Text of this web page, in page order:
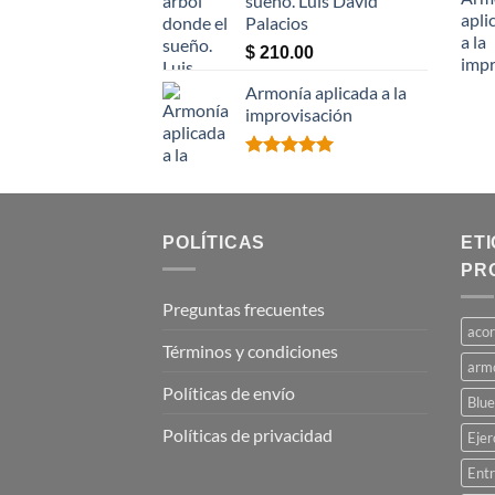
Palacios
$ 210.00
Armonía aplicada a la
improvisación
POLÍTICAS
Preguntas frecuentes
Términos y condiciones
Políticas de envío
Políticas de privacidad